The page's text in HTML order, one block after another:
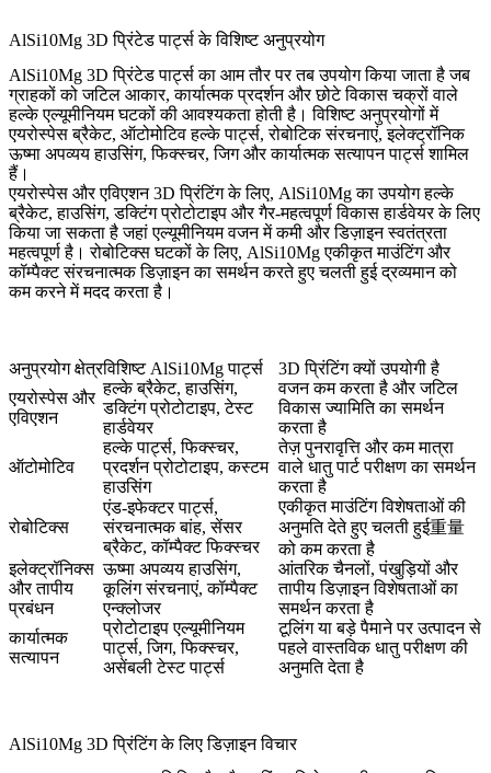
AlSi10Mg 3D प्रिंटेड पार्ट्स के विशिष्ट अनुप्रयोग
AlSi10Mg 3D प्रिंटेड पार्ट्स का आम तौर पर तब उपयोग किया जाता है जब
ग्राहकों को जटिल आकार, कार्यात्मक प्रदर्शन और छोटे विकास चक्रों वाले
हल्के एल्यूमीनियम घटकों की आवश्यकता होती है। विशिष्ट अनुप्रयोगों में
एयरोस्पेस ब्रैकेट, ऑटोमोटिव हल्के पार्ट्स, रोबोटिक संरचनाएं, इलेक्ट्रॉनिक
ऊष्मा अपव्यय हाउसिंग, फिक्स्चर, जिग और कार्यात्मक सत्यापन पार्ट्स शामिल
हैं।
एयरोस्पेस और एविएशन 3D प्रिंटिंगके लिए, AlSi10Mg का उपयोग हल्के
ब्रैकेट, हाउसिंग, डक्टिंग प्रोटोटाइप और गैर-महत्वपूर्ण विकास हार्डवेयर के लिए
किया जा सकता है जहां एल्यूमीनियम वजन में कमी और डिज़ाइन स्वतंत्रता
महत्वपूर्ण है।रोबोटिक्स घटकोंके लिए, AlSi10Mg एकीकृत माउंटिंग और
कॉम्पैक्ट संरचनात्मक डिज़ाइन का समर्थन करते हुए चलती हुई द्रव्यमान को
कम करने में मदद करता है।
अनुप्रयोग क्षेत्रविशिष्ट AlSi10Mg पार्ट्स
3D प्रिंटिंग क्यों उपयोगी है
एयरोस्पेस और
एविएशन
हल्के ब्रैकेट, हाउसिंग,
डक्टिंग प्रोटोटाइप, टेस्ट
हार्डवेयर
वजन कम करता है और जटिल
विकास ज्यामिति का समर्थन
करता है
ऑटोमोटिव
हल्के पार्ट्स, फिक्स्चर,
प्रदर्शन प्रोटोटाइप, कस्टम
हाउसिंग
तेज़ पुनरावृत्ति और कम मात्रा
वाले धातु पार्ट परीक्षण का समर्थन
करता है
रोबोटिक्स
एंड-इफेक्टर पार्ट्स,
संरचनात्मक बांह, सेंसर
ब्रैकेट, कॉम्पैक्ट फिक्स्चर
एकीकृत माउंटिंग विशेषताओं की
अनुमति देते हुए चलती हुई重量
को कम करता है
इलेक्ट्रॉनिक्स
और तापीय
प्रबंधन
ऊष्मा अपव्यय हाउसिंग,
कूलिंग संरचनाएं, कॉम्पैक्ट
एन्क्लोजर
आंतरिक चैनलों, पंखुड़ियों और
तापीय डिज़ाइन विशेषताओं का
समर्थन करता है
कार्यात्मक
सत्यापन
प्रोटोटाइप एल्यूमीनियम
पार्ट्स, जिग, फिक्स्चर,
असेंबली टेस्ट पार्ट्स
टूलिंग या बड़े पैमाने पर उत्पादन से
पहले वास्तविक धातु परीक्षण की
अनुमति देता है
AlSi10Mg 3D प्रिंटिंग के लिए डिज़ाइन विचार